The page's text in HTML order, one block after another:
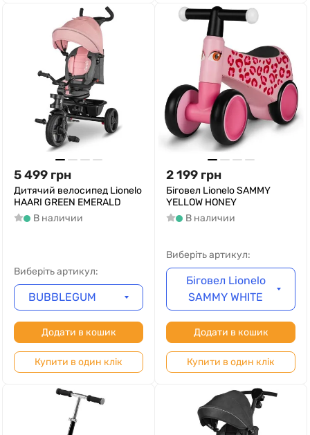
5 499 грн
Дитячий велосипед Lionelo
HAARI GREEN EMERALD
В наличии
Виберіть артикул:
BUBBLEGUM
Додати в кошик
Купити в один клік
2 199 грн
Біговел Lionelo SAMMY
YELLOW HONEY
В наличии
Виберіть артикул:
Біговел Lionelo
SAMMY WHITE
Додати в кошик
Купити в один клік